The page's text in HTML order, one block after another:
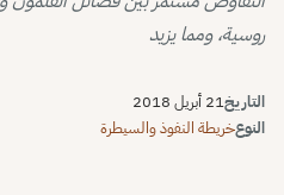
روسية، ومما يزيد
التاريخ21 أبريل 2018
النوعخريطة النفوذ والسيطرة